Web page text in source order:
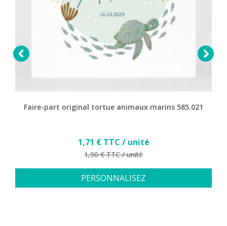

Faire-part original tortue animaux marins 585.021
Prix
1,71 € TTC / unité
Prix de base
1,90 € TTC / unité
PERSONNALISEZ
